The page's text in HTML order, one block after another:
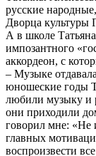
русские
Дворца культуры
А в школе
импозантного
аккордеон, с
– Музыке
юношеские годы
любили музыку и
они приходили
говорил мне: «Не
главных
воспроизвести